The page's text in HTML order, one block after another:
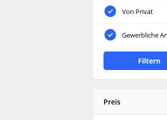
Von Privat
Gewerbliche
Filtern
Preis